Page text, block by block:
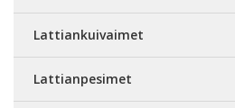
Lattiankuivaimet
Lattianpesimet